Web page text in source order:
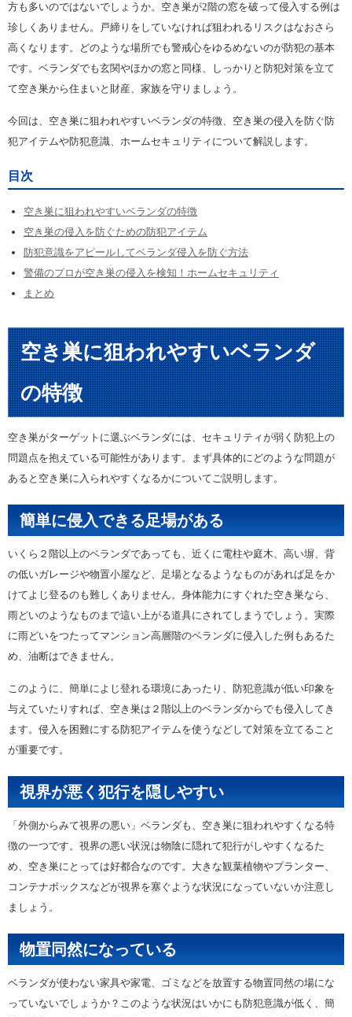
方も多いのではないでしょうか。空き巣が2階の窓を破って侵入する例は
珍しくありません。戸締りをしていなければ狙われるリスクはなおさら
高くなります。どのような場所でも警戒心をゆるめないのが防犯の基本
です。ベランダでも玄関やほかの窓と同様、しっかりと防犯対策を立て
て空き巣から住まいと財産、家族を守りましょう。
今回は、空き巣に狙われやすいベランダの特徴、空き巣の侵入を防ぐ防
犯アイテムや防犯意識、ホームセキュリティについて解説します。
目次
空き巣に狙われやすいベランダの特徴
空き巣の侵入を防ぐための防犯アイテム
防犯意識をアピールしてベランダ侵入を防ぐ方法
警備のプロが空き巣の侵入を検知！ホームセキュリティ
まとめ
空き巣に狙われやすいベランダ
の特徴
空き巣がターゲットに選ぶベランダには、セキュリティが弱く防犯上の
問題点を抱えている可能性があります。まず具体的にどのような問題が
あると空き巣に入られやすくなるかについてご説明します。
簡単に侵入できる足場がある
いくら２階以上のベランダであっても、近くに電柱や庭木、高い塀、背
の低いガレージや物置小屋など、足場となるようなものがあれば足をか
けてよじ登るのも難しくありません。身体能力にすぐれた空き巣なら、
雨どいのようなものまで這い上がる道具にされてしまうでしょう。実際
に雨どいをつたってマンション高層階のベランダに侵入した例もあるた
め、油断はできません。
このように、簡単によじ登れる環境にあったり、防犯意識が低い印象を
与えていたりすれば、空き巣は２階以上のベランダからでも侵入してき
ます。侵入を困難にする防犯アイテムを使うなどして対策を立てること
が重要です。
視界が悪く犯行を隠しやすい
「外側からみて視界の悪い」ベランダも、空き巣に狙われやすくなる特
徴の一つです。視界の悪い状況は物陰に隠れて犯行がしやすくなるた
め、空き巣にとっては好都合なのです。大きな観葉植物やプランター、
コンテナボックスなどが視界を塞ぐような状況になっていないか注意し
ましょう。
物置同然になっている
ベランダが使わない家具や家電、ゴミなどを放置する物置同然の場にな
っていないでしょうか？このような状況はいかにも防犯意識が低く、簡